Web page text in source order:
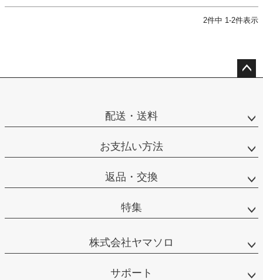
2件中 1-2件表示
配送・送料
お支払い方法
返品・交換
特集
株式会社ヤマソロ
サポート